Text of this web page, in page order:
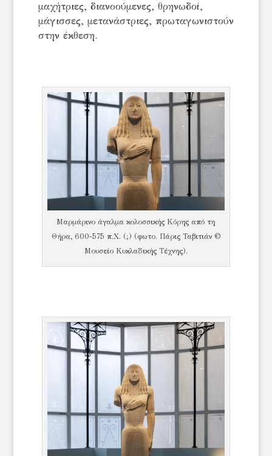
μαχήτριες, διανοούμενες, θρηνωδοί,
μάγισσες, μετανάστριες, πρωταγωνιστούν
στην έκθεση.
Μαρμάρινο άγαλμα κολοσσικής Κόρης από τη
Θήρα, 600-575 π.Χ. (;) (φωτο. Πάρις Ταβιτιάν ©
Μουσείο Κυκλαδικής Τέχνης).